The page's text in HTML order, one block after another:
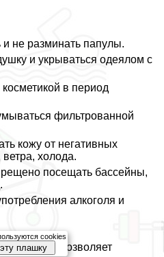
и не разминать папулы.
и укрываться одеялом с
в период
фильтрованной
кожу от негативных
холода.
посещать бассейны,
алкоголя и
правил позволяет
cookies
плашку